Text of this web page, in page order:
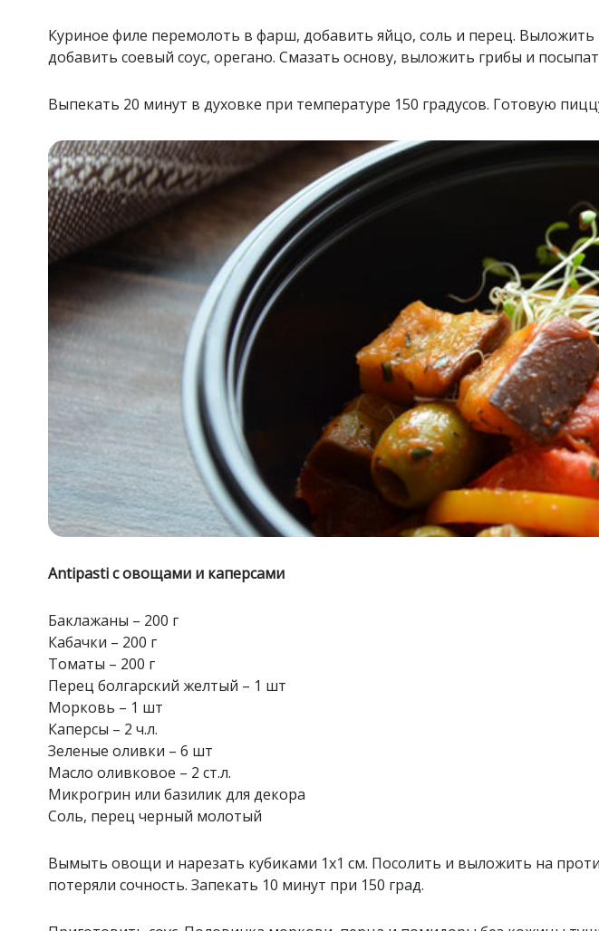
Куриное филе перемолоть в фарш, добавить яйцо, соль и перец.
добавить соевый соус, орегано. Смазать основу, выложить грибы и
Выпекать 20 минут в духовке при температуре 150 градусов. Готовую
Antipasti с овощами и каперсами
Баклажаны – 200 г
Кабачки – 200 г
Томаты – 200 г
Перец болгарский желтый – 1 шт
Морковь – 1 шт
Каперсы – 2 ч.л.
Зеленые оливки – 6 шт
Масло оливковое – 2 ст.л.
Микрогрин или базилик для декора
Соль, перец черный молотый
Вымыть овощи и нарезать кубиками 1х1 см. Посолить и выложить на
потеряли сочность. Запекать 10 минут при 150 град.